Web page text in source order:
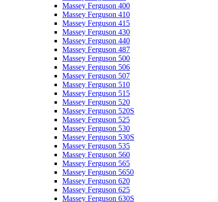
Massey Ferguson 400
Massey Ferguson 410
Massey Ferguson 415
Massey Ferguson 430
Massey Ferguson 440
Massey Ferguson 487
Massey Ferguson 500
Massey Ferguson 506
Massey Ferguson 507
Massey Ferguson 510
Massey Ferguson 515
Massey Ferguson 520
Massey Ferguson 520S
Massey Ferguson 525
Massey Ferguson 530
Massey Ferguson 530S
Massey Ferguson 535
Massey Ferguson 560
Massey Ferguson 565
Massey Ferguson 5650
Massey Ferguson 620
Massey Ferguson 625
Massey Ferguson 630S